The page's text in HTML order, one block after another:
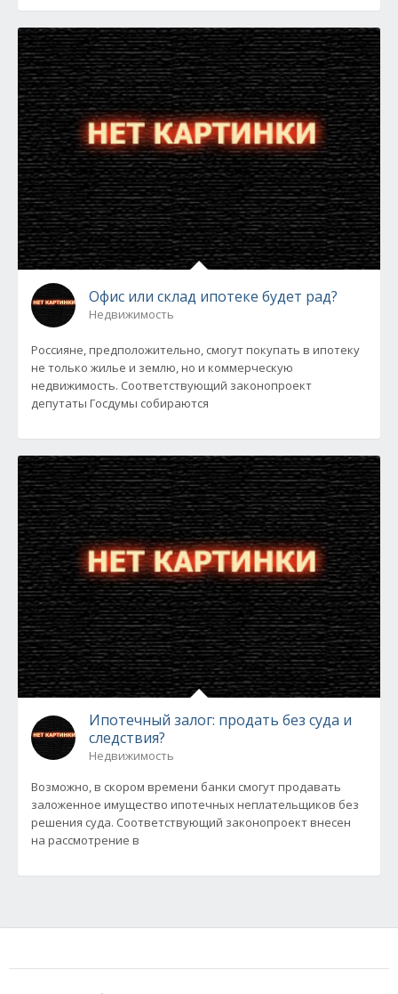
Офис или склад ипотеке будет рад?
Недвижимость
Россияне, предположительно, смогут покупать в ипотеку
не только жилье и землю, но и коммерческую
недвижимость. Соответствующий законопроект
депутаты Госдумы собираются
Ипотечный залог: продать без суда и
следствия?
Недвижимость
Возможно, в скором времени банки смогут продавать
заложенное имущество ипотечных неплательщиков без
решения суда. Соответствующий законопроект внесен
на рассмотрение в